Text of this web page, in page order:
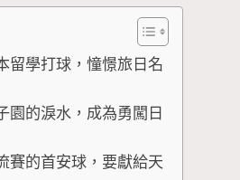
留學打球，憧憬旅日名
園的淚水，成為勇闖日
賽的首安球，要獻給天